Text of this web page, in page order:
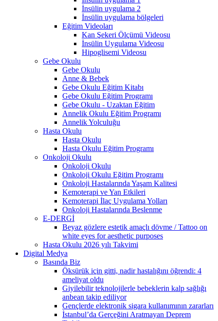
İnsülin uygulama 2
İnsülin uygulama bölgeleri
Eğitim Videoları
Kan Şekeri Ölçümü Videosu
İnsülin Uygulama Videosu
Hipoglisemi Videosu
Gebe Okulu
Gebe Okulu
Anne & Bebek
Gebe Okulu Eğitim Kitabı
Gebe Okulu Eğitim Programı
Gebe Okulu - Uzaktan Eğitim
Annelik Okulu Eğitim Programı
Annelik Yolculuğu
Hasta Okulu
Hasta Okulu
Hasta Okulu Eğitim Programı
Onkoloji Okulu
Onkoloji Okulu
Onkoloji Okulu Eğitim Programı
Onkoloji Hastalarında Yaşam Kalitesi
Kemoterapi ve Yan Etkileri
Kemoterapi İlaç Uygulama Yolları
Onkoloji Hastalarında Beslenme
E-DERGİ
Beyaz gözlere estetik amaçlı dövme / Tattoo on
white eyes for aesthetic purposes
Hasta Okulu 2026 yılı Takvimi
Digital Medya
Basında Biz
Öksürük için gitti, nadir hastalığını öğrendi: 4
ameliyat oldu
Giyilebilir teknolojilerle bebeklerin kalp sağlığı
anbean takip ediliyor
Gençlerde elektronik sigara kullanımının zararları
İstanbul’da Gerçeğini Aratmayan Deprem